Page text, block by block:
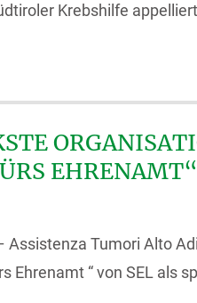
Krebshilfe
EHRENAMT“
Assistenza Tumori Alto
Ehrenamt “ von SEL als